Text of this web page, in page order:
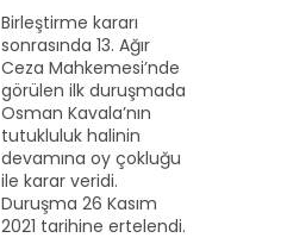
Birleştirme kararı
sonrasında 13. Ağır
Ceza Mahkemesi’nde
görülen ilk duruşmada
Osman Kavala’nın
tutukluluk halinin
devamına oy çokluğu
ile karar veridi.
Duruşma 26 Kasım
2021 tarihine ertelendi.